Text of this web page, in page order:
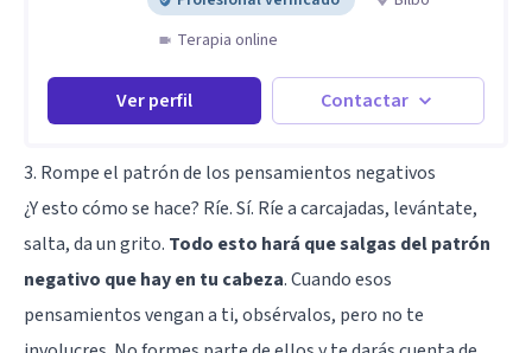
Terapia online
Ver perfil Contactar
3. Rompe el patrón de los pensamientos negativos
¿Y esto cómo se hace? Ríe. Sí. Ríe a carcajadas, levántate,
salta, da un grito. Todo esto hará que salgas del patrón
negativo que hay en tu cabeza. Cuando esos
pensamientos vengan a ti, obsérvalos, pero no te